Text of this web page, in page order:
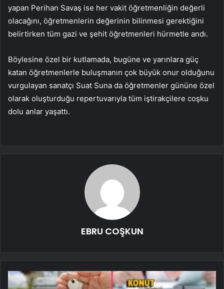
yapan Perihan Savaş ise her vakit öğretmenliğin değerli
olacağını, öğretmenlerin değerinin bilinmesi gerektiğini
belirtirken tüm gazi ve şehit öğretmenleri hürmetle andı.
Böylesine özel bir kutlamada, bugüne ve yarınlara güç
katan öğretmenlerle buluşmanın çok büyük onur olduğunu
vurgulayan sanatçı Suat Suna da öğretmenler gününe özel
olarak oluşturduğu repertuvarıyla tüm iştirakçilere coşku
dolu anlar yaşattı.
EBRU COŞKUN